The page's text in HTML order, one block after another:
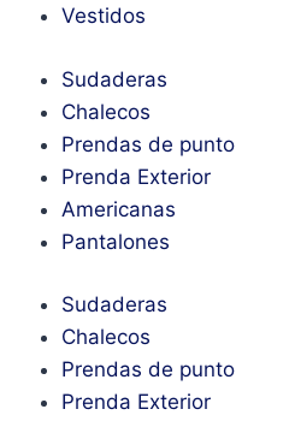
Vestidos
Sudaderas
Chalecos
Prendas de punto
Prenda Exterior
Americanas
Pantalones
Sudaderas
Chalecos
Prendas de punto
Prenda Exterior